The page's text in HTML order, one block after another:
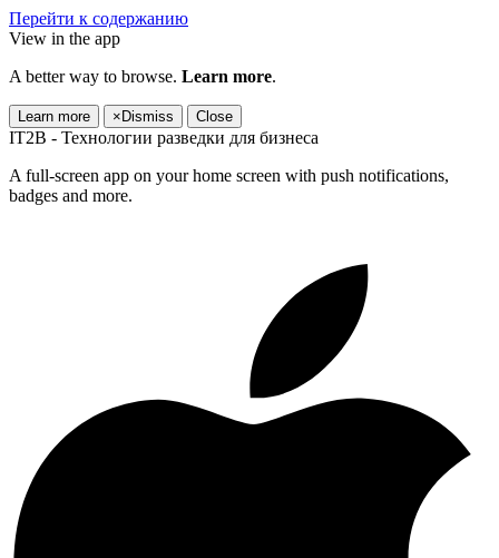
Перейти к содержанию
View in the app
A better way to browse. Learn more.
Learn more × Dismiss Close
IT2B - Технологии разведки для бизнеса
A full-screen app on your home screen with push notifications,
badges and more.